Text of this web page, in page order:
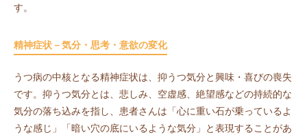
す。
精神症状－気分・思考・意欲の変化
うつ病の中核となる精神症状は、抑うつ気分と興味・喜びの喪失
です。抑うつ気分とは、悲しみ、空虚感、絶望感などの持続的な
気分の落ち込みを指し、患者さんは「心に重い石が乗っているよ
うな感じ」「暗い穴の底にいるような気分」と表現することがあ